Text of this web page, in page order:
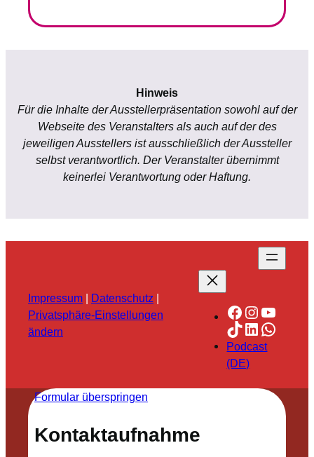
Hinweis
Für die Inhalte der Ausstellerpräsentation sowohl auf der
Webseite des Veranstalters als auch auf der des
jeweiligen Ausstellers ist ausschließlich der Aussteller
selbst verantwortlich. Der Veranstalter übernimmt
keinerlei Verantwortung oder Haftung.
Impressum | Datenschutz |
Privatsphäre-Einstellungen
ändern
Facebook
TikTok
LinkedIn
Podcast
(DE)
Formular überspringen
Kontaktaufnahme